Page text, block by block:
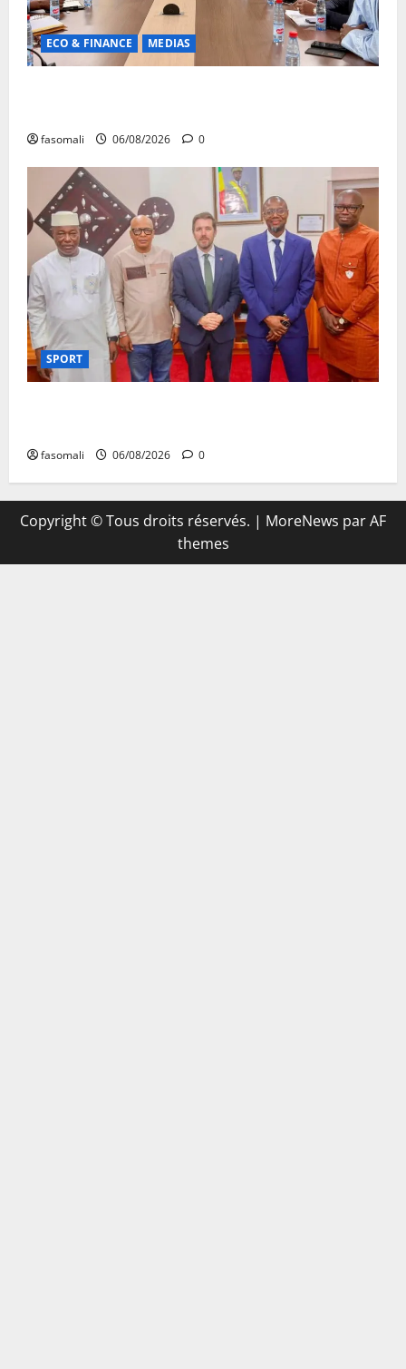
ECO & FINANCE MEDIAS
fasomali 06/08/2026 0
SPORT
fasomali 06/08/2026 0
Copyright © Tous droits réservés. | MoreNews par AF
themes